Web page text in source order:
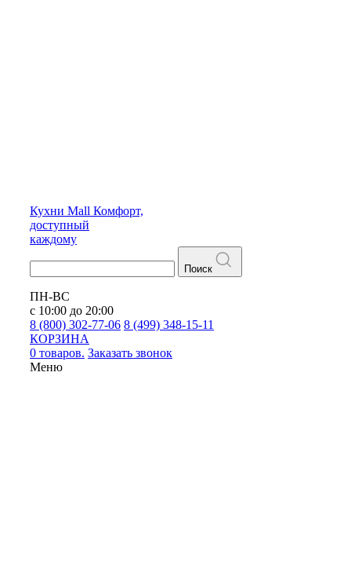
Кухни Mall Комфорт,
доступный
каждому
Поиск
ПН-ВС
с 10:00 до 20:00
8 (800) 302-77-06 8 (499) 348-15-11
КОРЗИНА
0 товаров. Заказать звонок
Меню